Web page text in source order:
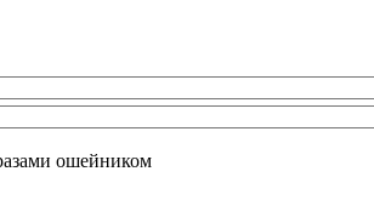
ошейником